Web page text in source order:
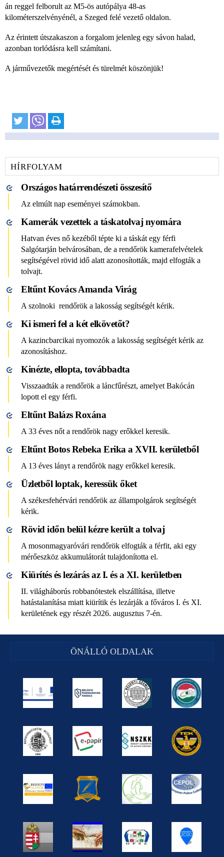
án reggel felborult az M5-ös autópálya 48-as
kilométerszelvényénél, a Szeged felé vezető oldalon.
Az érintett útszakaszon a forgalom jelenleg egy sávon halad,
azonban torlódásra kell számítani.
A járművezetők megértését és türelmét köszönjük!
HÍRFOLYAM
Országos határrendészeti összesítő
Az elmúlt nap eseményei számokban.
Kamerák vezettek a táskatolvaj nyomára
Hatvan éves nő kezéből tépte ki a táskát egy férfi
Salgótarján belvárosában, de a rendőrök kamerafelvételek
segítségével rövid idő alatt azonosították, majd elfogták a
tolvajt.
Eltűnt Kovács Amanda Virág
A szolnoki rendőrök a lakosság segítségét kérik.
Ki ismeri fel a két elkövetőt?
A kazincbarcikai nyomozók a lakosság segítségét kérik az
azonosításhoz.
Kinézte, ellopta, továbbadta
Visszaadták a rendőrök a láncfűrészt, amelyet Bakócán
lopott el egy férfi.
Eltűnt Balázs Roxána
A 33 éves nőt a rendőrök nagy erőkkel keresik.
Eltűnt Botos Rebeka Erika a XVII. kerületből
A 13 éves lányt a rendőrök nagy erőkkel keresik.
Üzletből loptak, keressük őket
A székesfehérvári rendőrök az állampolgárok segítségét
kérik.
Rövid időn belül kézre került a tolvaj
A mosonmagyaróvári rendőrök elfogták a férfit, aki egy
mérőeszköz akkumulátorát tulajdonította el.
Kiürítés és lezárás az I. és a XI. kerületben
II. világháborús robbanótestek elszállítása, illetve
hatástalanítása miatt kiürítik és lezárják a főváros I. és XI.
kerületének egy részét 2026. augusztus 7-én.
ÖNÁLLÓ OLDALAK